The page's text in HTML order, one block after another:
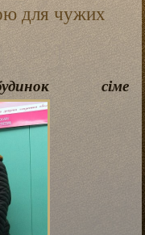
для чужих
сіме